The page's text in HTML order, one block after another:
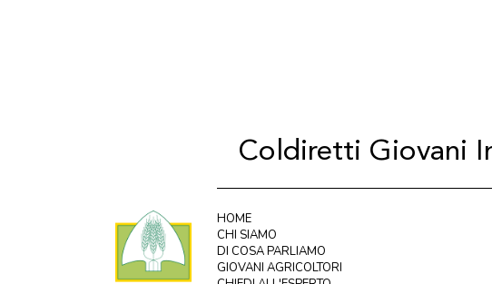
Coldiretti Giovani
HOME
CHI SIAMO
DI COSA PARLIAMO
GIOVANI AGRICOLTORI